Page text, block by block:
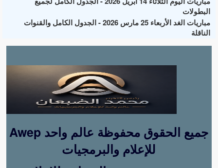
البطولات
مباريات الغد الأربعاء 25 مارس 2026 - الجدول الكامل والقنوات
الناقلة
Awep جميع الحقوق محفوظة عالم واحد
للإعلام والبرمجيات